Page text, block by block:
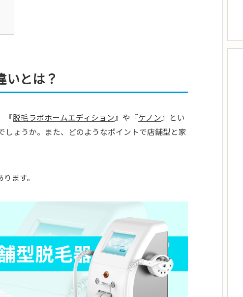
いとは？
『脱毛ラボホームエディション』や『ケノン』とい
ょうか。また、どのようなポイントで店舗型と家
ます。